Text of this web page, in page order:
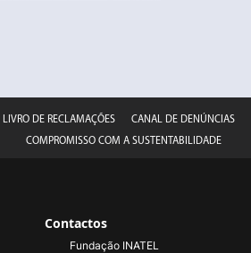
LIVRO DE RECLAMAÇÕES
CANAL DE DENÚNCIAS
COMPROMISSO COM A SUSTENTABILIDADE
Contactos
Fundação INATEL